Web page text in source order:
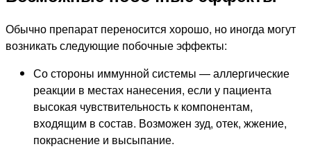
Обычно препарат переносится хорошо, но иногда могут
возникать следующие побочные эффекты:
Со стороны иммунной системы — аллергические
реакции в местах нанесения, если у пациента
высокая чувствительность к компонентам,
входящим в состав. Возможен зуд, отек, жжение,
покраснение и высыпание.